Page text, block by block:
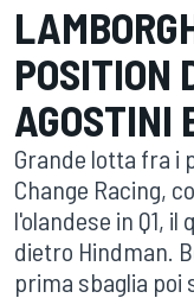
POSITION
AGOSTINI
Grande lotta fra i
Change Racing,
l'olandese in Q1,
dietro Hindman.
prima sbaglia poi